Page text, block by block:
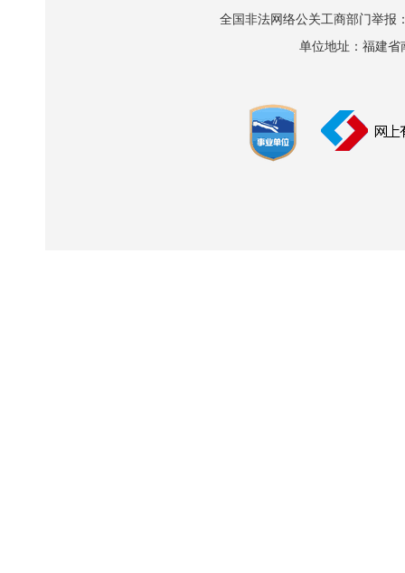
全国非法网络公关工商部门举报
单位地址：福建省